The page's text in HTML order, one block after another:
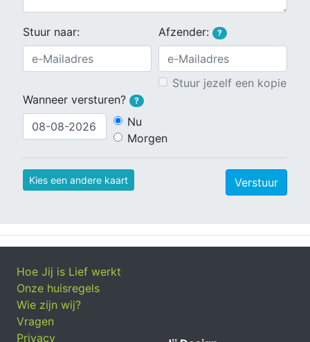
Stuur naar: Afzender: ?
Stuur jezelf een kopie
Wanneer versturen?
?
Nu
Morgen
Kies een andere kaart Verstuur
Hoe Jij is Lief werkt
Onze huisregels
Wie zijn wij?
Vragen
Privacy